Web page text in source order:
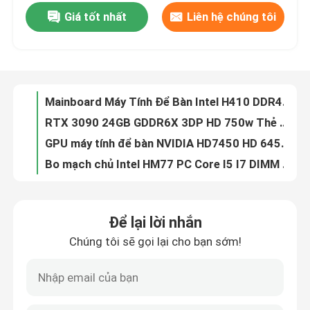
Kiểm soát chất lượng
Liên hệ chúng tôi
Giá tốt nhất Liên hệ chúng tôi Mainboard Máy Tính Để Bàn Intel H410 DDR4 LGA 1200 Double Memory Channel Dung Lượng 32GB
Card đồ họa máy tính GTX1050 2GB DDR5 128bit Quạt đôi PCI Express 3.0 X16
Card đồ họa chơi game AMD RX 6500XT 4gb NON LHR 64 Bit GDDR6 Displayport 8pin
Để lại lời nhắn
Chúng tôi sẽ gọi lại cho bạn sớm!